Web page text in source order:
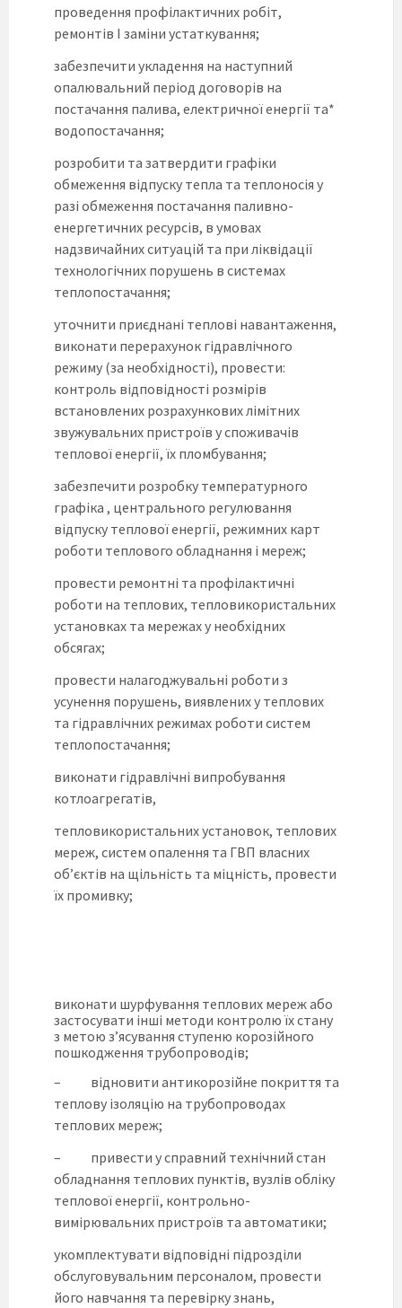
проведення профілактичних робіт,
ремонтів І заміни устаткування;
забезпечити укладення на наступний
опалювальний період договорів на
постачання палива, електричної енергії та*
водопостачання;
розробити та затвердити графіки
обмеження відпуску тепла та теплоносія у
разі обмеження постачання паливно-
енергетичних ресурсів, в умовах
надзвичайних ситуацій та при ліквідації
технологічних порушень в системах
теплопостачання;
уточнити приєднані теплові навантаження,
виконати перерахунок гідравлічного
режиму (за необхідності), провести:
контроль відповідності розмірів
встановлених розрахункових лімітних
звужувальних пристроїв у споживачів
теплової енергії, їх пломбування;
забезпечити розробку температурного
графіка , центрального регулювання
відпуску теплової енергії, режимних карт
роботи теплового обладнання і мереж;
провести ремонтні та профілактичні
роботи на теплових, тепловикористальних
установках та мережах у необхідних
обсягах;
провести налагоджувальні роботи з
усунення порушень, виявлених у теплових
та гідравлічних режимах роботи систем
теплопостачання;
виконати гідравлічні випробування
котлоагрегатів,
тепловикористальних установок, теплових
мереж, систем опалення та ГВП власних
об’єктів на щільність та міцність, провести
їх промивку;
виконати шурфування теплових мереж або
застосувати інші методи контролю їх стану
з метою з’ясування ступеню корозійного
пошкодження трубопроводів;
– відновити антикорозійне покриття та
теплову ізоляцію на трубопроводах
теплових мереж;
– привести у справний технічний стан
обладнання теплових пунктів, вузлів обліку
теплової енергії, контрольно-
вимірювальних пристроїв та автоматики;
укомплектувати відповідні підрозділи
обслуговувальним персоналом, провести
його навчання та перевірку знань,